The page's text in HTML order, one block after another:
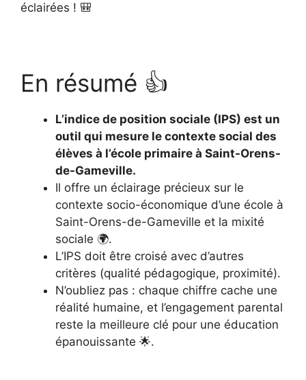
éclairées ! 🎒
En résumé 👍
L’indice de position sociale (IPS) est un
outil qui mesure le contexte social des
élèves à l’école primaire à Saint-Orens-
de-Gameville.
Il offre un éclairage précieux sur le
contexte socio-économique d’une école à
Saint-Orens-de-Gameville et la mixité
sociale 🌍.
L’IPS doit être croisé avec d’autres
critères (qualité pédagogique, proximité).
N’oubliez pas : chaque chiffre cache une
réalité humaine, et l’engagement parental
reste la meilleure clé pour une éducation
épanouissante 🌟.